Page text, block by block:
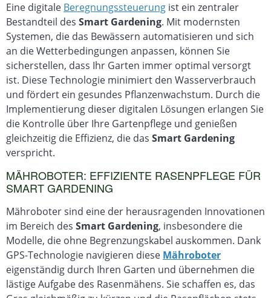
Eine digitale Beregnungssteuerung ist ein zentraler
Bestandteil des Smart Gardening. Mit modernsten
Systemen, die das Bewässern automatisieren und sich
an die Wetterbedingungen anpassen, können Sie
sicherstellen, dass Ihr Garten immer optimal versorgt
ist. Diese Technologie minimiert den Wasserverbrauch
und fördert ein gesundes Pflanzenwachstum. Durch die
Implementierung dieser digitalen Lösungen erlangen Sie
die Kontrolle über Ihre Gartenpflege und genießen
gleichzeitig die Effizienz, die das Smart Gardening
verspricht.
MÄHROBOTER: EFFIZIENTE RASENPFLEGE FÜR
SMART GARDENING
Mähroboter sind eine der herausragenden Innovationen
im Bereich des Smart Gardening, insbesondere die
Modelle, die ohne Begrenzungskabel auskommen. Dank
GPS-Technologie navigieren diese Mähroboter
eigenständig durch Ihren Garten und übernehmen die
lästige Aufgabe des Rasenmähens. Sie schaffen es, das